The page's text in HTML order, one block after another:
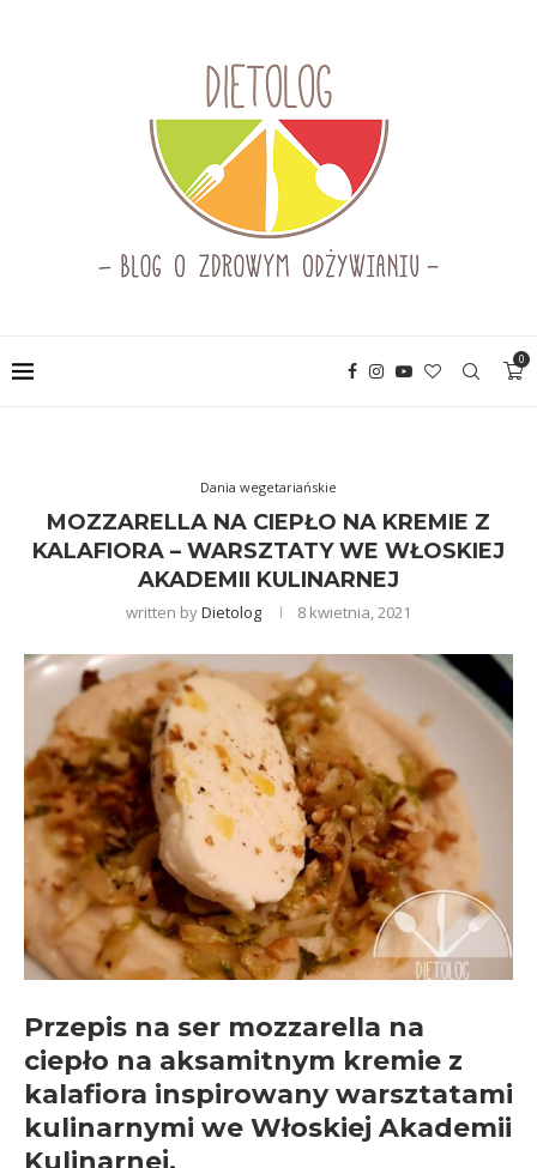
0
Dania wegetariańskie
MOZZARELLA NA CIEPŁO NA KREMIE Z
KALAFIORA – WARSZTATY WE WŁOSKIEJ
AKADEMII KULINARNEJ
written byDietolog 8 kwietnia, 2021
Przepis na ser mozzarella na
ciepło na aksamitnym kremie z
kalafiora inspirowany warsztatami
kulinarnymi we Włoskiej Akademii
Kulinarnej.